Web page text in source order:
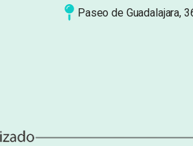
Paseo de Guadalajara,